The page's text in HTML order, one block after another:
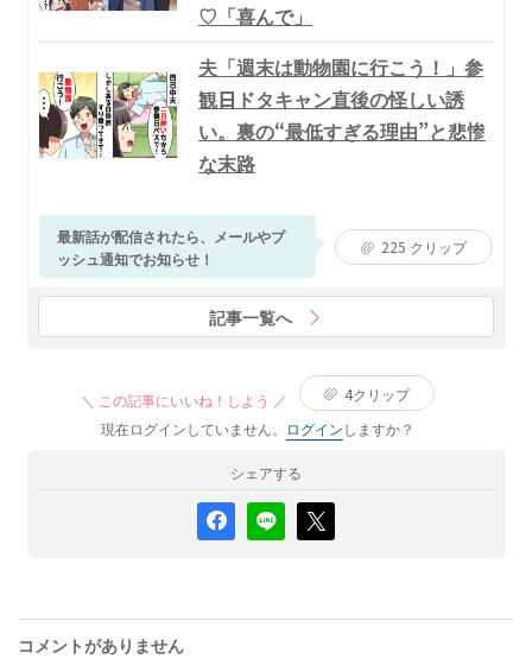
♡「喜んで」
夫「週末は動物園に行こう！」参
観日ドタキャン直後の怪しい誘
い。裏の“最低すぎる理由”と悲惨
な末路
最新話が配信されたら、メールやプ
ッシュ通知でお知らせ！
225 クリップ
記事一覧へ
＼ この記事にいいね！しよう ／ 4クリップ
現在ログインしていません。
ログインしますか？
シェアする
コメントがありません